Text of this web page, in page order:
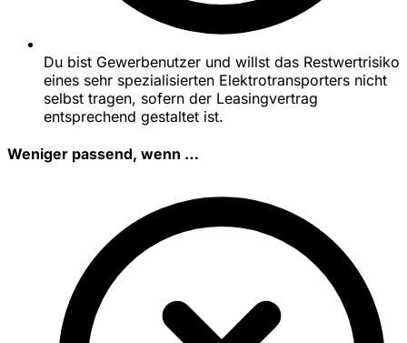
Du bist Gewerbenutzer und willst das Restwertrisiko
eines sehr spezialisierten Elektrotransporters nicht
selbst tragen, sofern der Leasingvertrag
entsprechend gestaltet ist.
Weniger passend, wenn …